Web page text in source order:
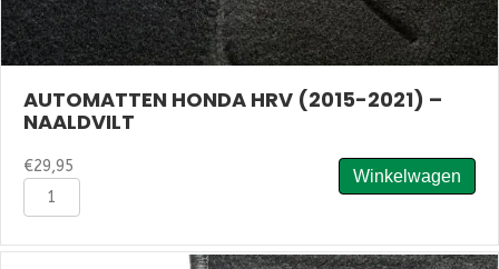
AUTOMATTEN HONDA HRV (2015-2021) –
NAALDVILT
€29,95
Automatten
Honda
(2015-
Winkelwagen